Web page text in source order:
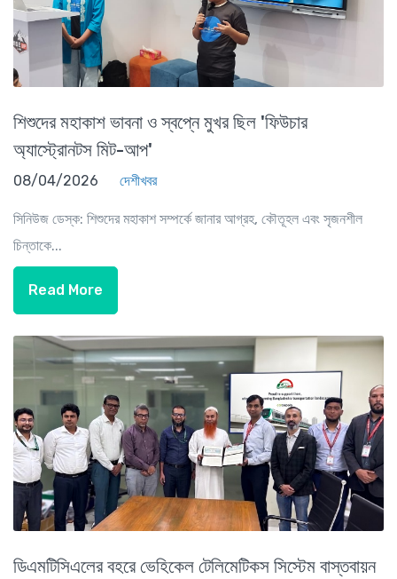
শিশুদের মহাকাশ ভাবনা ও স্বপ্নে মুখর ছিল 'ফিউচার
অ্যাস্ট্রোনটস মিট-আপ'
08/04/2026 দেশীখবর
সিনিউজ ডেস্ক: শিশুদের মহাকাশ সম্পর্কে জানার আগ্রহ, কৌতূহল এবং সৃজনশীল
চিন্তাকে...
Read More
ডিএমটিসিএলের বহরে ভেহিকেল টেলিমেটিকস সিস্টেম বাস্তবায়ন